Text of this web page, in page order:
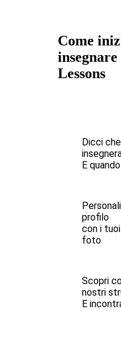
Come
Lessons
Dicci
E
profilo
con i
foto
Scopri
nostri
E